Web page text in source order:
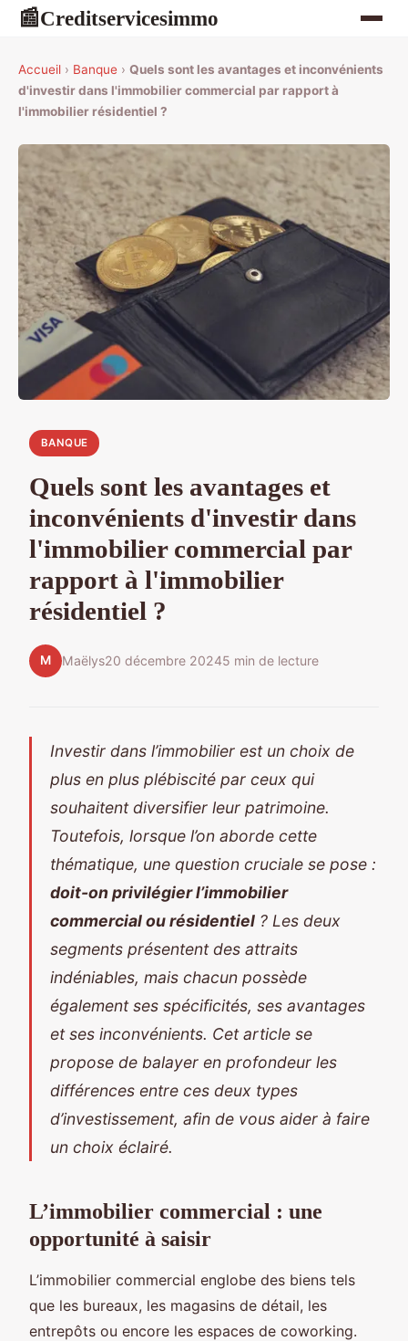
📰Creditservicesimmo
Accueil › Banque › Quels sont les avantages et inconvénients
d'investir dans l'immobilier commercial par rapport à
l'immobilier résidentiel ?
BANQUE
Quels sont les avantages et
inconvénients d'investir dans
l'immobilier commercial par
rapport à l'immobilier
résidentiel ?
M Maëlys20 décembre 20245 min de lecture
Investir dans l’immobilier est un choix de
plus en plus plébiscité par ceux qui
souhaitent diversifier leur patrimoine.
Toutefois, lorsque l’on aborde cette
thématique, une question cruciale se pose :
doit-on privilégier l’immobilier
commercial ou résidentiel ? Les deux
segments présentent des attraits
indéniables, mais chacun possède
également ses spécificités, ses avantages
et ses inconvénients. Cet article se
propose de balayer en profondeur les
différences entre ces deux types
d’investissement, afin de vous aider à faire
un choix éclairé.
L’immobilier commercial : une
opportunité à saisir
L’immobilier commercial englobe des biens tels
que les bureaux, les magasins de détail, les
entrepôts ou encore les espaces de coworking.